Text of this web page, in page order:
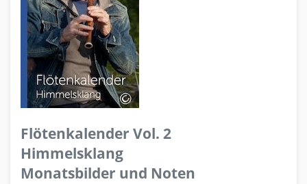
Flötenkalender Vol. 2
Himmelsklang
Monatsbilder und Noten